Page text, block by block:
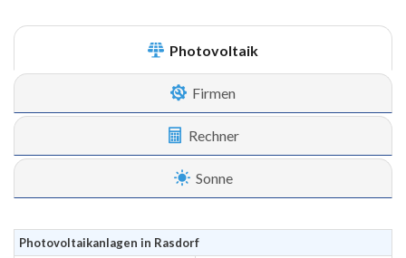
Photovoltaik
Firmen
Rechner
Sonne
Photovoltaikanlagen in Rasdorf